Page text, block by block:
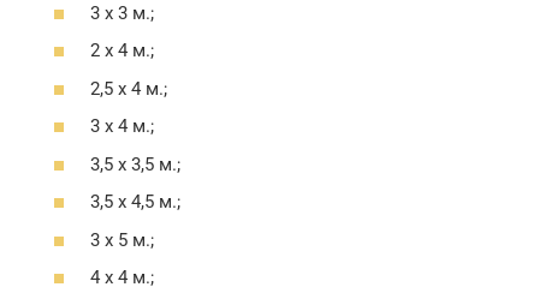
3 x 3 м.;
2 x 4 м.;
2,5 x 4 м.;
3 x 4 м.;
3,5 x 3,5 м.;
3,5 x 4,5 м.;
3 x 5 м.;
4 x 4 м.;